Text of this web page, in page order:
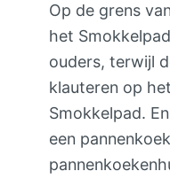
Op de grens
het
ouders, terwijl
klauteren op
Smokkelpad.
een